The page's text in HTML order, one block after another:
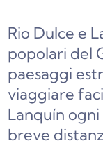
Rio Dulce e
popolari del
paesaggi
viaggiare
Lanquín
breve